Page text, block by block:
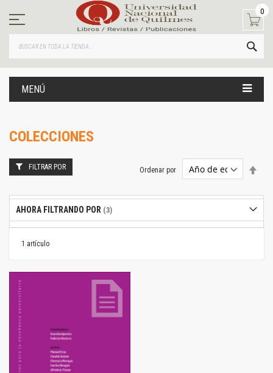
contenido
0
MENÚ
COLECCIONES
1 artículo
Ordenar por
FILTRAR POR
AHORA FILTRANDO POR